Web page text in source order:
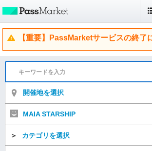
【重要】PassMarketサービスの終了
開催地を選択
MAIA STARSHIP
＞ カテゴリを選択